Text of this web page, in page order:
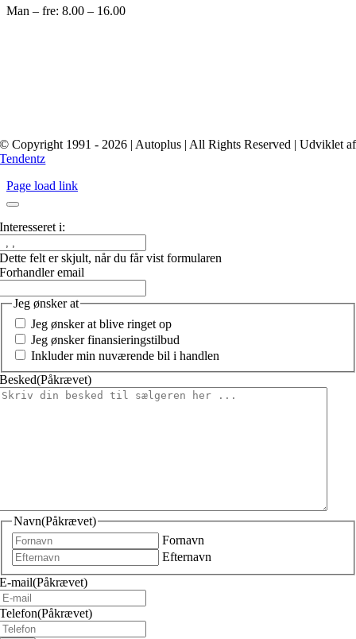
Man – fre: 8.00 – 16.00
© Copyright 1991 - 2026 | Autoplus | All Rights Reserved | Udviklet af
Tendentz
Page load link
Interesseret i:
Dette felt er skjult, når du får vist formularen
Forhandler email
Jeg ønsker at
Jeg ønsker at blive ringet op
Jeg ønsker finansieringstilbud
Inkluder min nuværende bil i handlen
Besked(Påkrævet)
Navn(Påkrævet)
Fornavn
Efternavn
E-mail(Påkrævet)
Telefon(Påkrævet)